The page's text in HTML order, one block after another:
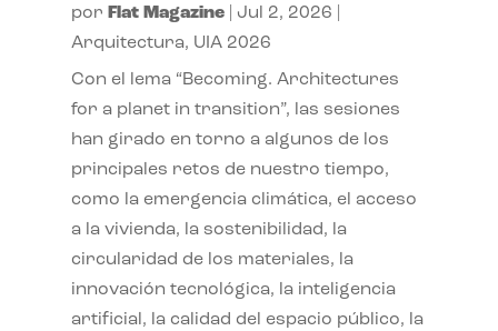
por Flat Magazine| Jul 2, 2026
Arquitectura, UIA 2026
Con el lema “Becoming. Architectures
for a planet in transition”, las sesiones
han girado en torno a algunos de los
principales retos de nuestro tiempo,
como la emergencia climática, el acceso
a la vivienda, la sostenibilidad, la
circularidad de los materiales, la
innovación tecnológica, la inteligencia
artificial, la calidad del espacio público, la